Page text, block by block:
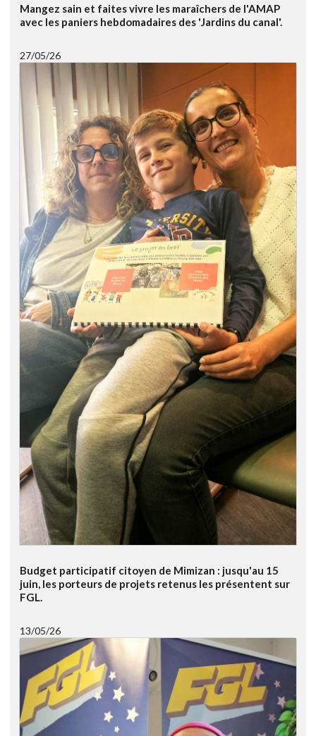
Mangez sain et faites vivre les maraîchers de l'AMAP
avec les paniers hebdomadaires des 'Jardins du canal'.
27/05/26
Budget participatif citoyen de Mimizan : jusqu'au 15
juin, les porteurs de projets retenus les présentent sur
FGL.
13/05/26